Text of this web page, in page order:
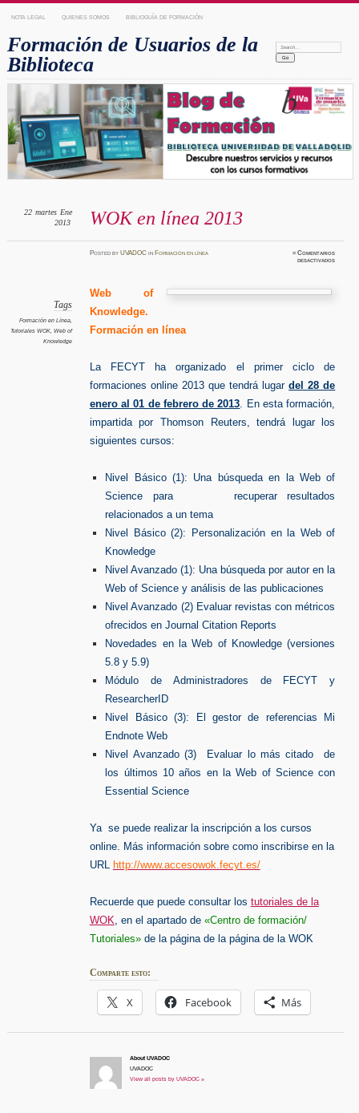
NOTA LEGAL QUIENES SOMOS BIBLIOGUÍA DE FORMACIÓN
Formación de Usuarios de la
Biblioteca
Search:
WOK en línea 2013
22 martes Ene
2013
PostedbyUVADOC inFormación en línea ≈Comentarios
desactivadosen
Tags
Formación en Línea,
Tutoriales WOK, Web of
Knowledge
Web of
Knowledge.
Formación en línea
L a FECYT ha organizado el primer ciclo de
formaciones online 2013 que tendrá lugardel 28 de
enero al 01 de febrero de 2013
En esta formación,
impartida por Thomson Reuters, tendrá lugar los
siguientes cursos:
Nivel Básico (1): Una búsqueda en la Web of
Science para recuperar resultados
relacionados a un tema
Nivel Básico (2): Personalización en la Web of
Knowledge
Nivel Avanzado (1): Una búsqueda por autor en la
Web of Science y análisis de las publicaciones
Nivel Avanzado (2) Evaluar revistas con métricos
ofrecidos en Journal Citation Reports
Novedades en la Web of Knowledge (versiones
5.8 y 5.9)
Módulo de Administradores de FECYT y
ResearcherID
Nivel Básico (3): El gestor de referencias Mi
Endnote Web
Nivel Avanzado (3) Evaluar lo más citado de
los últimos 10 años en la Web of Science con
Essential Science
Ya se puede realizar la inscripción a los cursos
online. Más información sobre como inscribirse en la
URL http://www.accesowok.fecyt.es/
Recuerde que puede consultar los tutoriales de la
WOK , en el apartado de «Centro de formación/
Tutoriales» de la página de la página de la WOK
Comparte esto:
X Facebook Más
About UVADOC
UVADOC
View all posts by UVADOC »